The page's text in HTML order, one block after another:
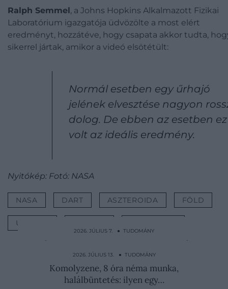
Ralph Semmel, a Johns Hopkins Alkalmazott Fizikai
Laboratórium igazgatója üdvözölte a most elért
eredményt, hozzátéve, hogy csapata akkor tudta,
sikerrel jártak, amikor a videó elsötétült:
Normál esetben egy űrhajó
jelének elvesztése nagyon
dolog. De ebben az esetben ez
volt az ideális eredmény.
Nyitókép: Fotó: NASA
NASA DART ASZTEROIDA FÖLD
ŰRHAJÓ
2026. JÚLIUS 7. ● TUDOMÁNY
Már megszülethetett az ember, aki akár
200 évig is élhet
2026. JÚLIUS 13. ● TUDOMÁNY
Komolyzene, 8 óra néma munka,
halálbüntetés: ilyen egy…